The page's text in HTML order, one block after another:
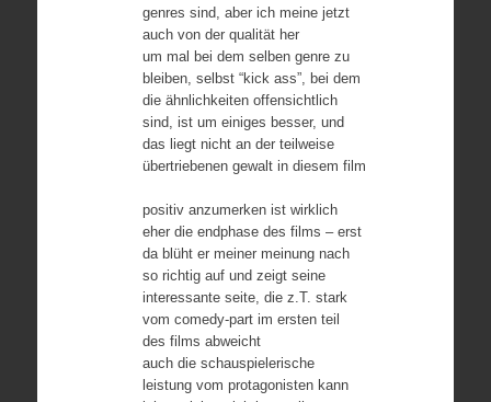
genres sind, aber ich meine jetzt
auch von der qualität her
um mal bei dem selben genre zu
bleiben, selbst “kick ass”, bei dem
die ähnlichkeiten offensichtlich
sind, ist um einiges besser, und
das liegt nicht an der teilweise
übertriebenen gewalt in diesem film
positiv anzumerken ist wirklich
eher die endphase des films – erst
da blüht er meiner meinung nach
so richtig auf und zeigt seine
interessante seite, die z.T. stark
vom comedy-part im ersten teil
des films abweicht
auch die schauspielerische
leistung vom protagonisten kann